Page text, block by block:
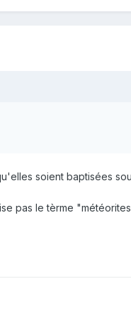
soient baptisées
pas le tèrme